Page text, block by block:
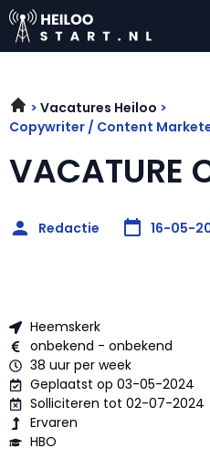
Vacatures Heiloo
Copywriter / Content
Redactie 16-05-
Heemskerk
onbekend - onbekend
38 uur per week
Geplaatst op 03-05-2024
Solliciteren tot 02-07-2024
Ervaren
HBO